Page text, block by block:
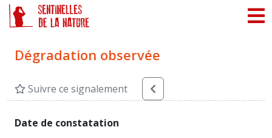
Dégradation observée
Suivre ce signalement
Date de constatation
Panneau de gestion des cookies